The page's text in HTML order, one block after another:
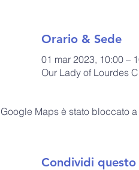
Orario & Sede
01 mar 2023, 10:00 –
Our Lady of Lourdes
Google Maps è stato bloccato
Condividi questo